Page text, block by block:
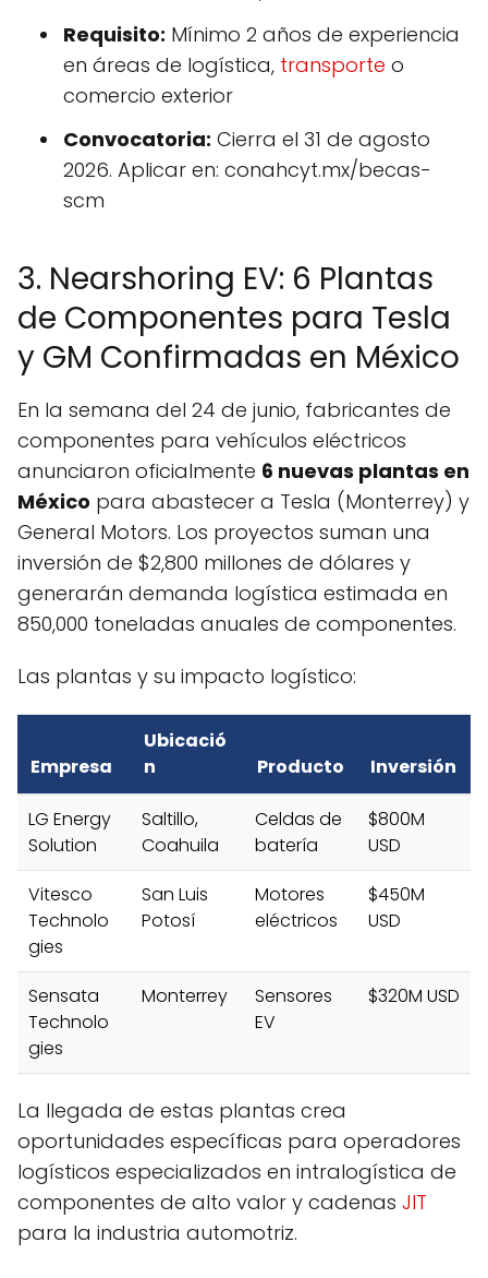
Requisito: Mínimo 2 años de experiencia
en áreas de logística, transporte o
comercio exterior
Convocatoria: Cierra el 31 de agosto
2026. Aplicar en: conahcyt.mx/becas-
scm
3. Nearshoring EV: 6 Plantas
de Componentes para Tesla
y GM Confirmadas en México
En la semana del 24 de junio, fabricantes de
componentes para vehículos eléctricos
anunciaron oficialmente 6 nuevas plantas en
México para abastecer a Tesla (Monterrey) y
General Motors. Los proyectos suman una
inversión de $2,800 millones de dólares y
generarán demanda logística estimada en
850,000 toneladas anuales de componentes.
Las plantas y su impacto logístico:
Empresa
Ubicació
n
Producto Inversión
LG Energy
Solution
Saltillo,
Coahuila
Celdas de
batería
$800M
USD
Vitesco
Technolo
gies
San Luis
Potosí
Motores
eléctricos
$450M
USD
Sensata
Technolo
gies
Monterrey
Sensores
EV
$320M USD
La llegada de estas plantas crea
oportunidades específicas para operadores
logísticos especializados en intralogística de
componentes de alto valor y cadenas JIT
para la industria automotriz.